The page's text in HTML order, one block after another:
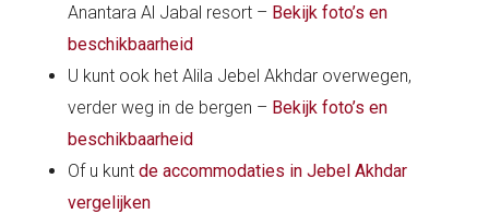
Anantara Al Jabal resort – Bekijk foto’s en
beschikbaarheid
U kunt ook het Alila Jebel Akhdar overwegen,
verder weg in de bergen – Bekijk foto’s en
beschikbaarheid
Of u kuntde accommodaties in Jebel Akhdar
vergelijken